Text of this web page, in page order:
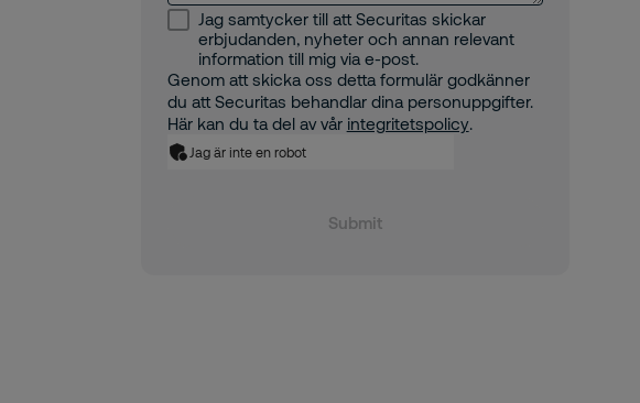
Jag samtycker till att Securitas skickar
erbjudanden, nyheter och annan relevant
information till mig via e-post.
Genom att skicka oss detta formulär godkänner
du att Securitas behandlar dina personuppgifter.
Här kan du ta del av vår integritetspolicy.
Jag är inte en robot
Submit